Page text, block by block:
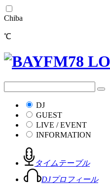
Chiba
℃
DJ
GUEST
LIVE / EVENT
INFORMATION
タイムテーブル
DJプロフィール